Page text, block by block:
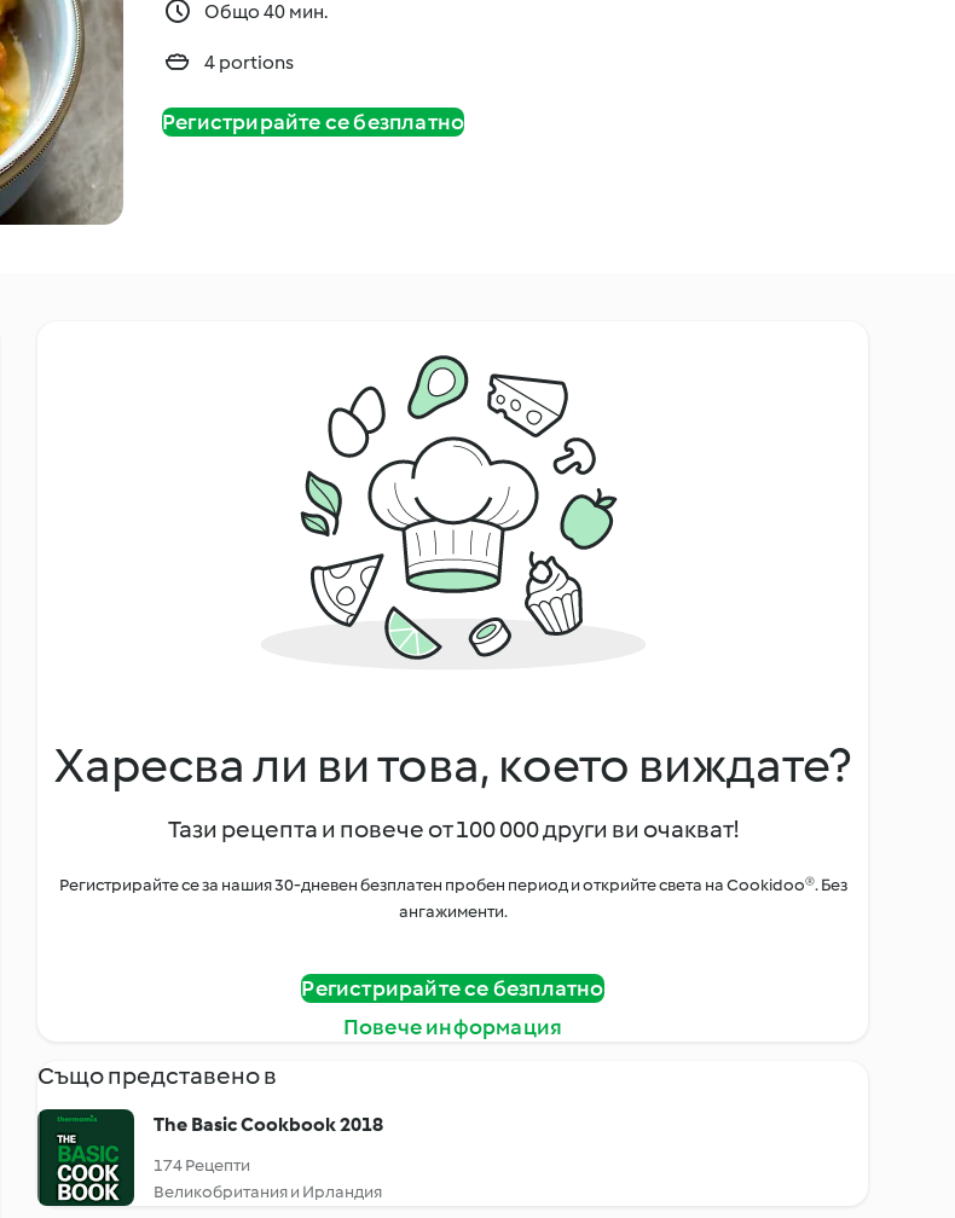
Общо 40 мин.
4 portions
Регистрирайте се безплатно
Харесва ли ви това, което виждате?
Тази рецепта и повече от 100 000 други ви очакват!
Регистрирайте се за нашия 30-дневен безплатен пробен период и открийте света на Cookidoo®. Без
ангажименти.
Регистрирайте се безплатно
Повече информация
Също представено в
The Basic Cookbook 2018
174 Рецепти
Великобритания и Ирландия